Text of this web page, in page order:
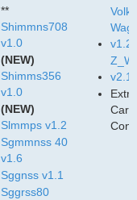
**
Shimmns708
v1.0
(NEW)
Shimms356
v1.0
(NEW)
Slmmps v1.2
Sgmmnss 40
v1.6
Sggnss v1.1
Sggrss80
v1.2
v2.1
Extra